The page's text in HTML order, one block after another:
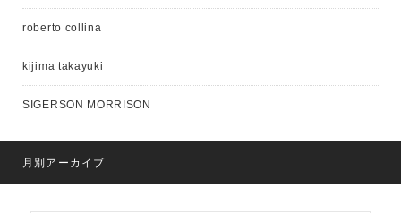
roberto collina
kijima takayuki
SIGERSON MORRISON
月別アーカイブ